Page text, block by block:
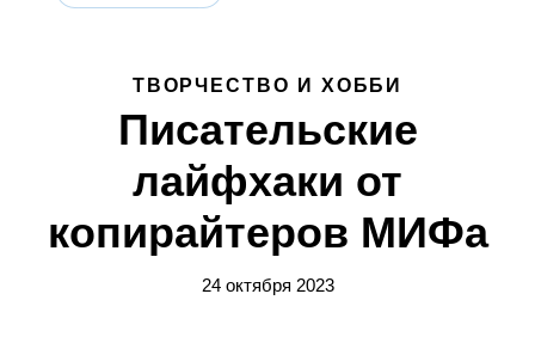
ТВОРЧЕСТВО И ХОББИ
Писательские
лайфхаки от
копирайтеров МИФа
24 октября 2023